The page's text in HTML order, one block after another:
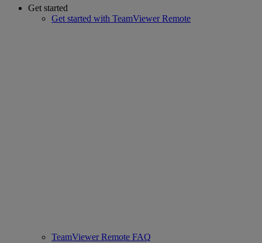
Get started
Get started with TeamViewer Remote
TeamViewer Remote FAQ